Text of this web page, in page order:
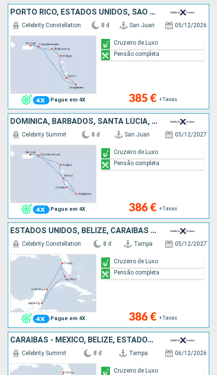
PORTO RICO, ESTADOS UNIDOS, SÃO MARTINHO, ANTÍGUA E BARBUDA, SANTA LÚCIA, BARBADOS
Pague em 4X
Celebrity Constellation 8 d San Juan 05/12/2026
385 € +Taxas
Cruzeiro de Luxo
Pensão completa
DOMINICA, BARBADOS, SANTA LÚCIA, ANTÍGUA E BARBUDA, ESTADOS UNIDOS, PORTO RICO
Pague em 4X
Celebrity Summit 8 d San Juan 05/12/2027
386 € +Taxas
Cruzeiro de Luxo
Pensão completa
ESTADOS UNIDOS, BELIZE, CARAIBAS - MEXICO
Pague em 4X
Celebrity Constellation 8 d Tampa 05/12/2027
386 € +Taxas
Cruzeiro de Luxo
Pensão completa
CARAIBAS - MEXICO, BELIZE, ESTADOS UNIDOS
Celebrity Summit 8 d Tampa 06/12/2026
Cruzeiro de Luxo